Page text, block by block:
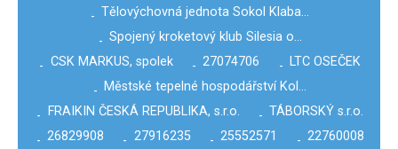
- Tělovýchovná jednota Sokol Klaba…
- Spojený kroketový klub Silesia o…
- CSK MARKUS, spolek - 27074706 - LTC OSEČEK
- Městské tepelné hospodářství Kol…
-
FRAIKIN ČESKÁ REPUBLIKA, s.r.o. - TÁBORSKÝ s.r.o.
- 26829908 - 27916235 - 25552571 - 22760008